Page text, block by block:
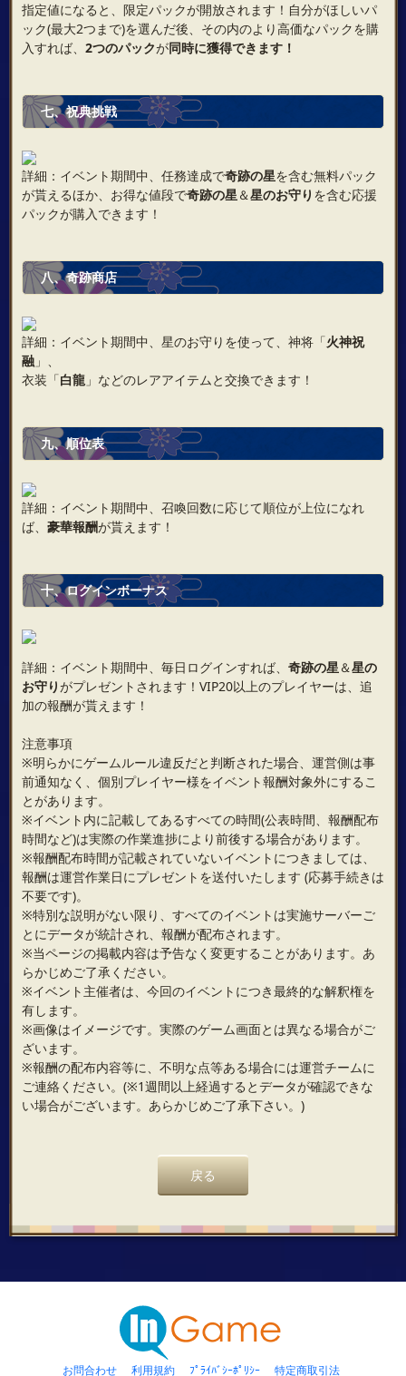
指定値になると、限定パックが開放されます！自分がほしいパ
ック(最大2つまで)を選んだ後、その内のより高価なパックを購
入すれば、 2つのパックが同時に獲得できます！
七、祝典挑戦
詳細：イベント期間中、任務達成で奇跡の星を含む無料パック
が貰えるほか、お得な値段で奇跡の星＆星のお守り を含む応援
パックが購入できます！
八、奇跡商店
詳細：イベント期間中、星のお守りを使って、神将「火神祝
融」、
衣装「白龍」などのレアアイテムと交換できます！
九、順位表
詳細：イベント期間中、召喚回数に応じて順位が上位になれ
ば、 豪華報酬が貰えます！
十、ログインボーナス
詳細：イベント期間中、毎日ログインすれば、 奇跡の星＆星の
お守りがプレゼントされます！VIP20以上のプレイヤーは、追
加の報酬が貰えます！
注意事項
※明らかにゲームルール違反だと判断された場合、運営側は事
前通知なく、個別プレイヤー様をイベント報酬対象外にするこ
とがあります。
※イベント内に記載してあるすべての時間(公表時間、報酬配布
時間など)は実際の作業進捗により前後する場合があります。
※報酬配布時間が記載されていないイベントにつきましては、
報酬は運営作業日にプレゼントを送付いたします (応募手続きは
不要です)。
※特別な説明がない限り、すべてのイベントは実施サーバーご
とにデータが統計され、報酬が配布されます。
※当ページの掲載内容は予告なく変更することがあります。あ
らかじめご了承ください。
※イベント主催者は、今回のイベントにつき最終的な解釈権を
有します。
※画像はイメージです。実際のゲーム画面とは異なる場合がご
ざいます。
※報酬の配布内容等に、不明な点等ある場合には運営チームに
ご連絡ください。(※1週間以上経過するとデータが確認できな
い場合がございます。あらかじめご了承下さい。)
戻る
お問合わせ 利用規約 ﾌﾟﾗｲﾊﾞｼｰﾎﾟﾘｼｰ 特定商取引法